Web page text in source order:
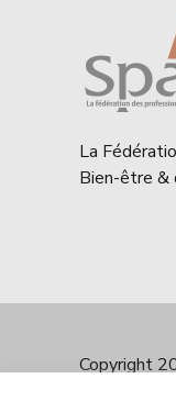
La
Bien-être &
Copyright